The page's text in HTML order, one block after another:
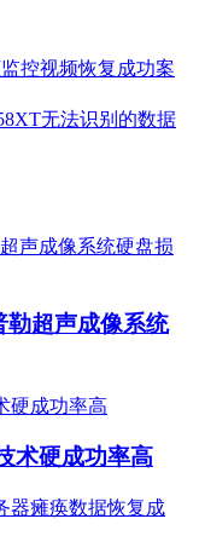
控视频恢复成功案
无法识别的数据
超声成像系统
术硬成功率高